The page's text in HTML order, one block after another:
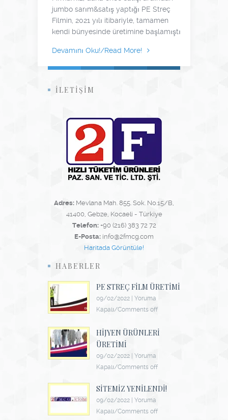
jumbo sarım&satış yaptığı PE Streç
Filmin, 2021 yılı itibariyle, tamamen
kendi bünyesinde üretimine başlamıştır.
Devamını Oku!/Read More!
İLETİŞİM
Adres: Mevlana Mah. 855. Sok. No.15/B,
41400, Gebze, Kocaeli - Türkiye
Telefon:+90 (216) 383 72 72
E-Posta: info@2fmcg.com
Haritada Görüntüle!
HABERLER
PE STREÇ FILM ÜRETIMI
09/02/2022
Yoruma
Kapalı/Comments off
HIJYEN ÜRÜNLERI
ÜRETIMI
09/02/2022
Yoruma
Kapalı/Comments off
SITEMIZ YENILENDI!
09/02/2022
Yoruma
Kapalı/Comments off